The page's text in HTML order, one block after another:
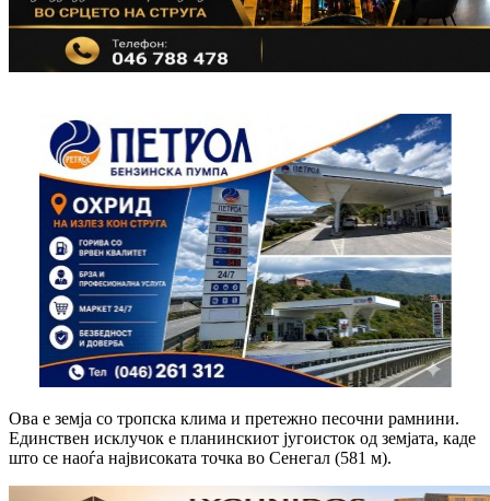
Ова е земја со тропска клима и претежно песочни рамнини.
Единствен исклучок е планинскиот југоисток од земјата, каде
што се наоѓа највисоката точка во Сенегал (581 м).